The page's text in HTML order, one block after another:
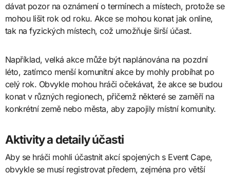
dávat pozor na oznámení o termínech a místech, protože se
mohou lišit rok od roku. Akce se mohou konat jak online,
tak na fyzických místech, což umožňuje širší účast.
Například, velká akce může být naplánována na pozdní
léto, zatímco menší komunitní akce by mohly probíhat po
celý rok. Obvykle mohou hráči očekávat, že akce se budou
konat v různých regionech, přičemž některé se zaměří na
konkrétní země nebo města, aby zapojily místní komunity.
Aktivity a detaily účasti
Aby se hráči mohli účastnit akcí spojených s Event Cape,
obvykle se musí registrovat předem, zejména pro větší